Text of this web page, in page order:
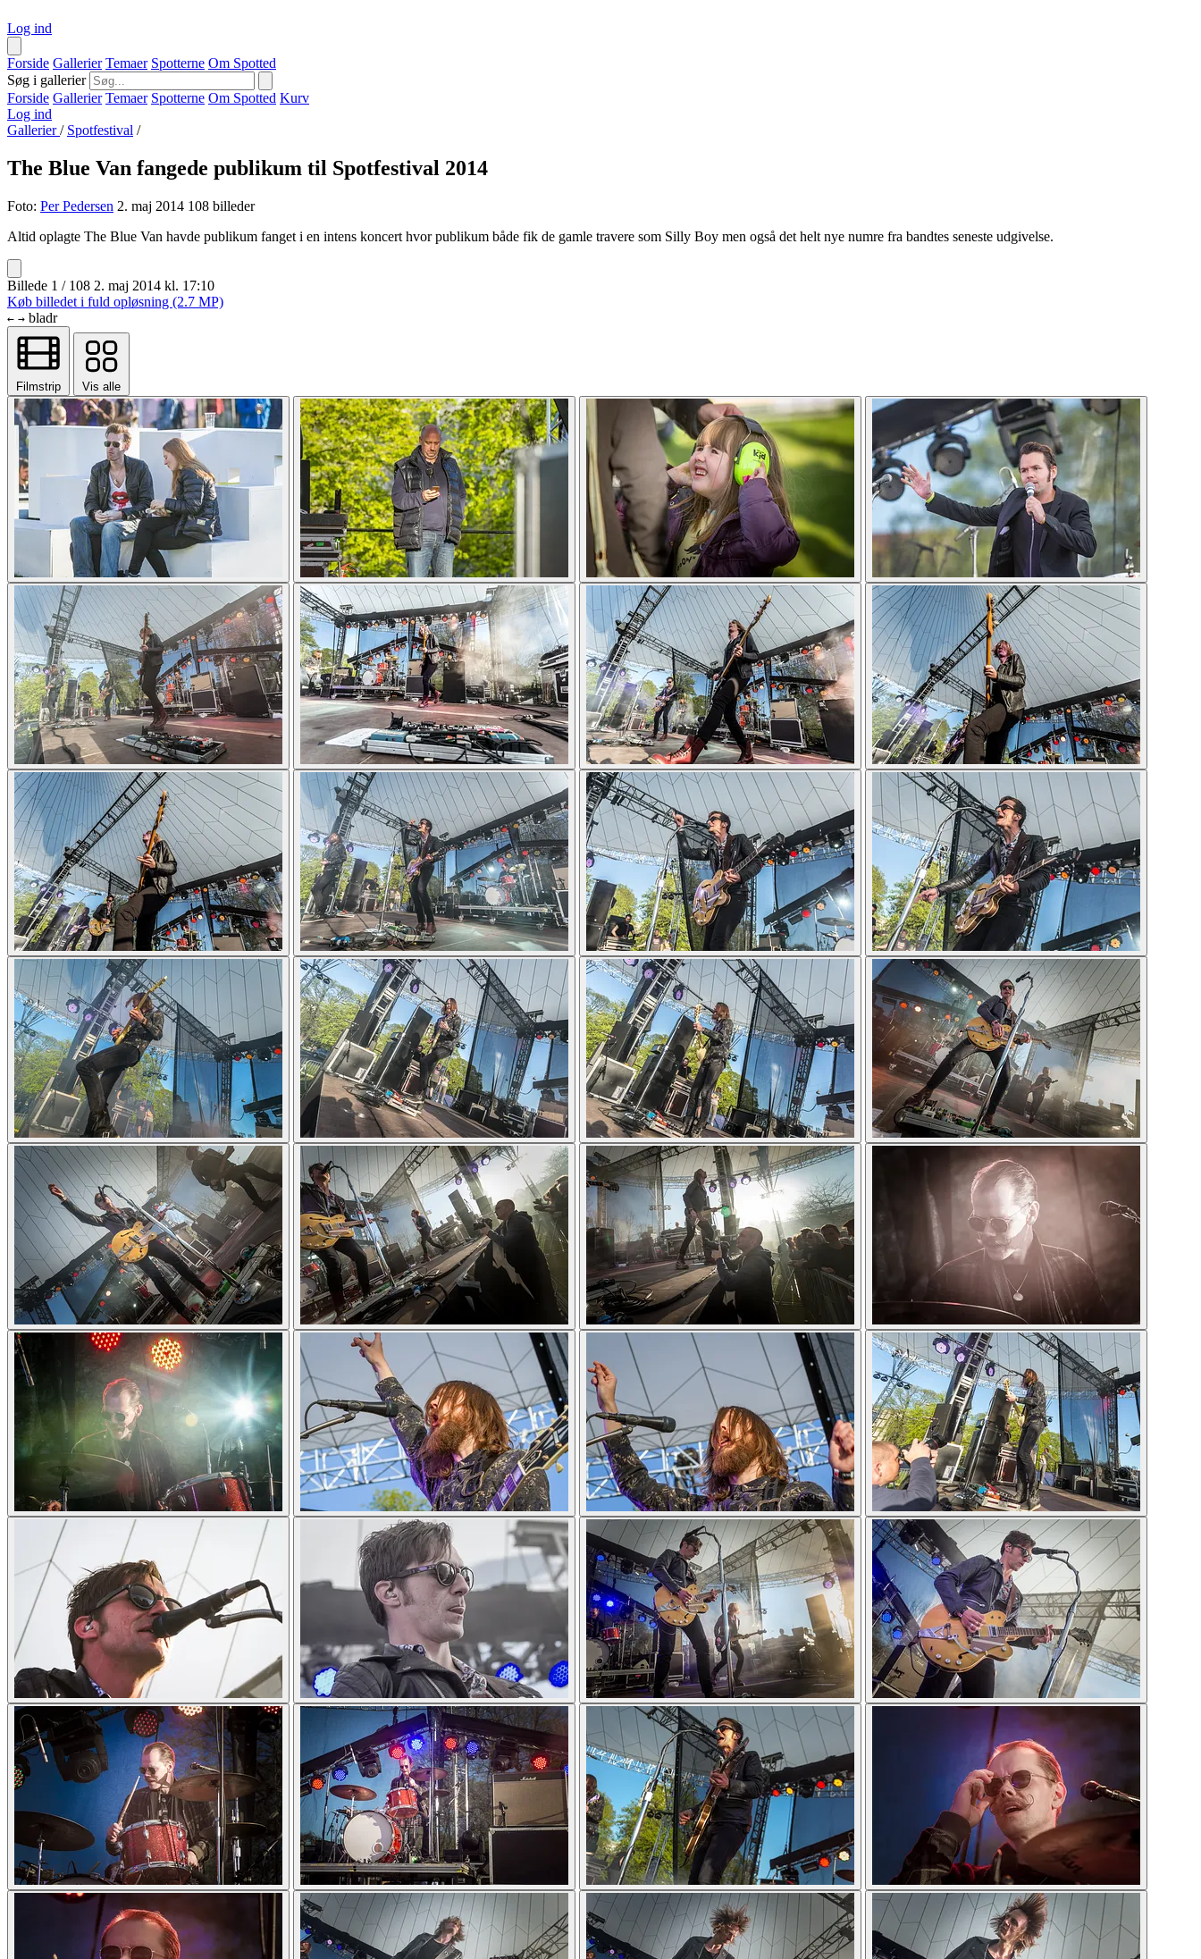
Log ind
Forside Gallerier Temaer Spotterne Om Spotted
Søg i gallerier
Forside Gallerier Temaer Spotterne Om Spotted Kurv
Log ind
Gallerier/ Spotfestival /
The Blue Van fangede publikum til Spotfestival 2014
Foto: Per Pedersen 2. maj 2014 108 billeder
Altid oplagte The Blue Van havde publikum fanget i en intens koncert hvor publikum både fik de gamle travere som Silly Boy men også det helt nye numre fra bandtes seneste udgivelse.
Billede 1 / 108 2. maj 2014 kl. 17:10
Køb billedet i fuld opløsning (2.7 MP)
← → bladr
Filmstrip Vis alle